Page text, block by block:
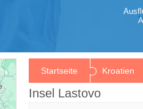
Startseite Kroatien
Insel Lastovo